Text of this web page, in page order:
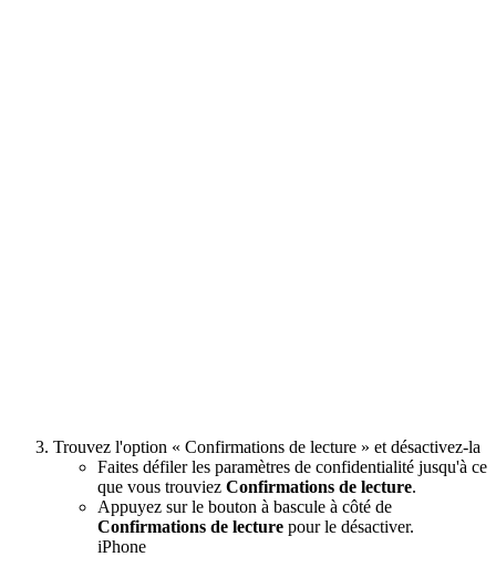
Trouvez l'option « Confirmations de lecture » et désactivez-la
Faites défiler les paramètres de confidentialité jusqu'à ce
que vous trouviez Confirmations de lecture.
Appuyez sur le bouton à bascule à côté de
Confirmations de lecture pour le désactiver.
iPhone